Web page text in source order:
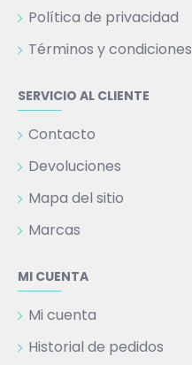
Política de privacidad
Términos y condiciones
SERVICIO AL CLIENTE
Contacto
Devoluciones
Mapa del sitio
Marcas
MI CUENTA
Mi cuenta
Historial de pedidos